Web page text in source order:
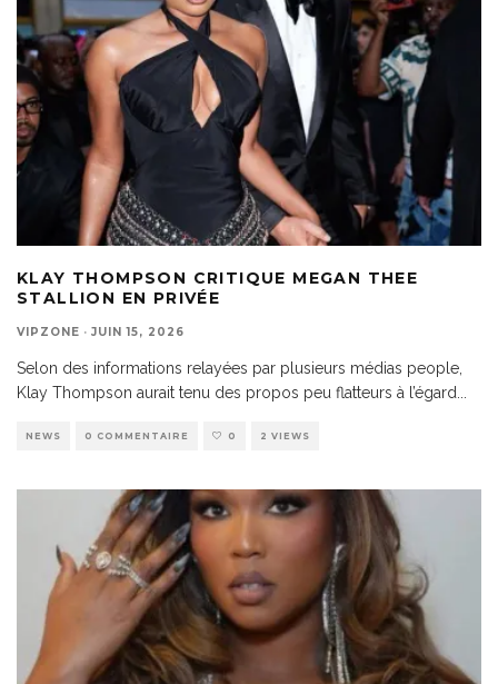
KLAY THOMPSON CRITIQUE MEGAN THEE
STALLION EN PRIVÉE
VIPZONE · JUIN 15, 2026
Selon des informations relayées par plusieurs médias people,
Klay Thompson aurait tenu des propos peu flatteurs à l’égard...
NEWS 0 COMMENTAIRE 0 2 VIEWS